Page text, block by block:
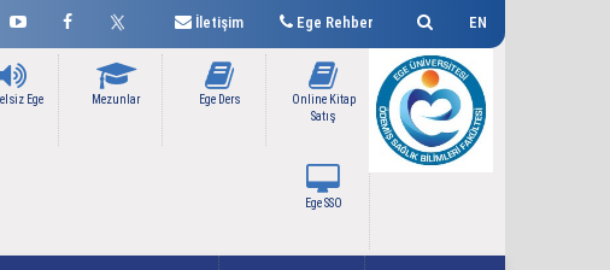
EN
Ege Rehber
İletişim
Online Kitap
Satış
Ege Ders
Mezunlar
Ege
Ege SSO